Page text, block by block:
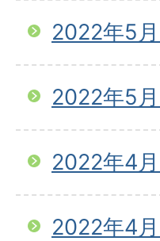
2022年5
2022年5
2022年4
2022年4